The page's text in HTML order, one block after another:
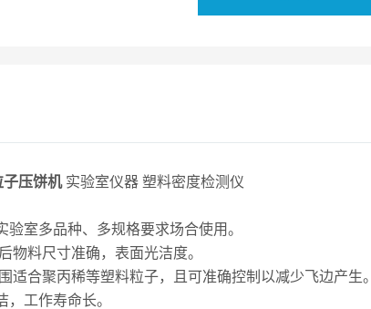
子压饼机实验室仪器 塑料密度检测仪
室多品种、多规格要求场合使用。
物料尺寸准确，表面光洁度。
适合聚丙稀等塑料粒子，且可准确控制以减少飞边产生。
工作寿命长。